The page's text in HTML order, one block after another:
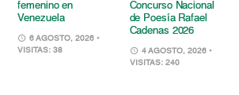
femenino en
Venezuela
6 AGOSTO, 2026 •
VISITAS: 38
Concurso Nacional
de Poesía Rafael
Cadenas 2026
4 AGOSTO, 2026 •
VISITAS: 240